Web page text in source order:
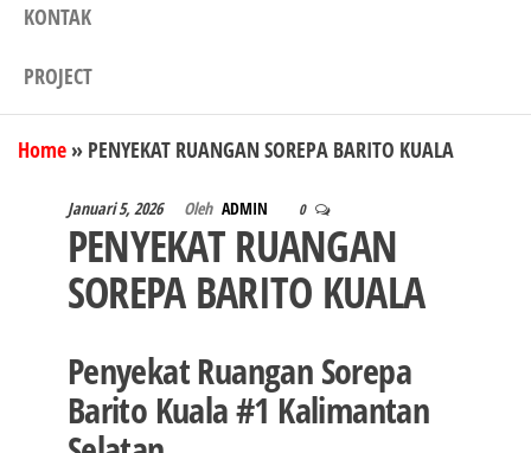
KONTAK
PROJECT
Home » PENYEKAT RUANGAN SOREPA BARITO KUALA
Januari 5, 2026 Oleh ADMIN 0
PENYEKAT RUANGAN
SOREPA BARITO KUALA
Penyekat Ruangan Sorepa
Barito Kuala #1 Kalimantan